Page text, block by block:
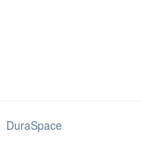
DuraSpace